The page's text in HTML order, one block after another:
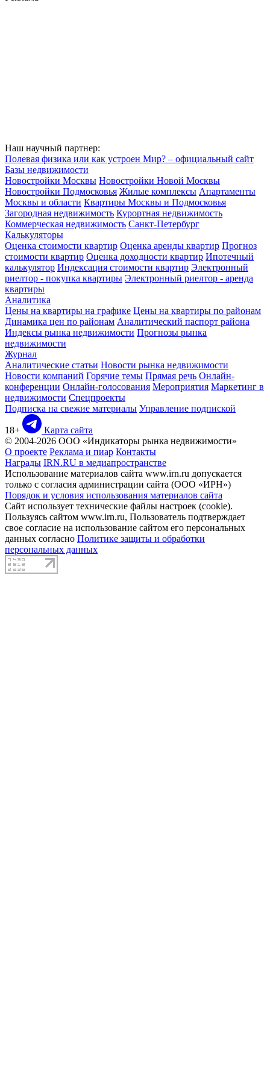
Наш научный партнер:
Полевая физика или как устроен Мир? – официальный сайт
Базы недвижимости
Новостройки Москвы Новостройки Новой Москвы
Новостройки Подмосковья Жилые комплексы Апартаменты
Москвы и области Квартиры Москвы и Подмосковья
Загородная недвижимость Курортная недвижимость
Коммерческая недвижимость Санкт-Петербург
Калькуляторы
Оценка стоимости квартир Оценка аренды квартир Прогноз
стоимости квартир Оценка доходности квартир Ипотечный
калькулятор Индексация стоимости квартир Электронный
риелтор - покупка квартиры Электронный риелтор - аренда
квартиры
Аналитика
Цены на квартиры на графике Цены на квартиры по районам
Динамика цен по районам Аналитический паспорт района
Индексы рынка недвижимости Прогнозы рынка
недвижимости
Журнал
Аналитические статьи Новости рынка недвижимости
Новости компаний Горячие темы Прямая речь Онлайн-
конференции Онлайн-голосования Мероприятия Маркетинг в
недвижимости Спецпроекты
Подписка на свежие материалы Управление подпиской
18+
Карта сайта
© 2004-2026 ООО «Индикаторы рынка недвижимости»
О проекте Реклама и пиар Контакты
Награды IRN.RU в медиапространстве
Использование материалов сайта www.irn.ru допускается
только с согласия администрации сайта (ООО «ИРН»)
Порядок и условия использования материалов сайта
Сайт использует технические файлы настроек (cookie).
Пользуясь сайтом www.irn.ru, Пользователь подтверждает
свое согласие на использование сайтом его персональных
данных согласно Политике защиты и обработки
персональных данных